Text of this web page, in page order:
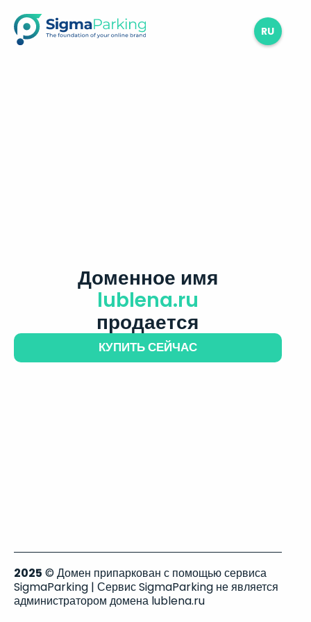
RU
Доменное имя
lublena.ru
продается
КУПИТЬ СЕЙЧАС
2025 © Домен припаркован с помощью сервиса
SigmaParking | Сервис SigmaParking не является
администратором домена lublena.ru